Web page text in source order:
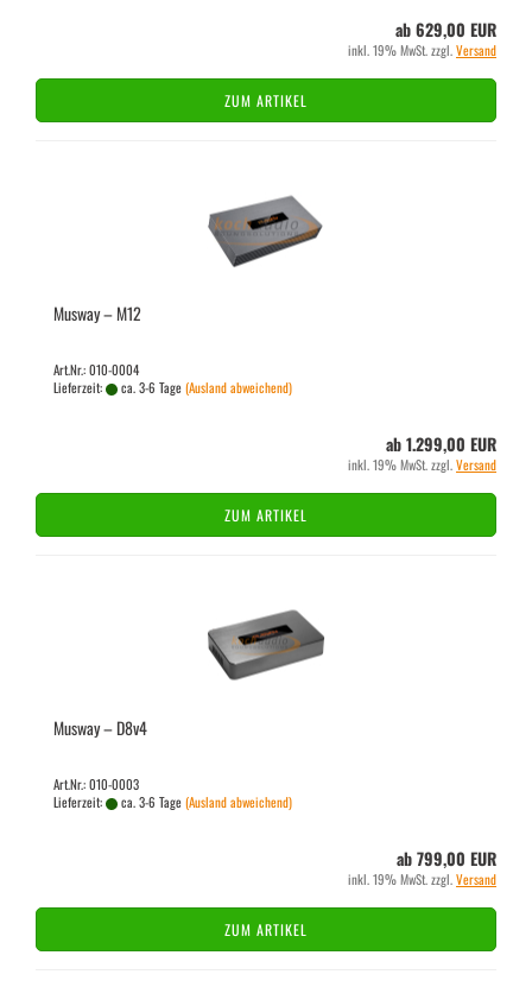
ab 629,00 EUR
inkl. 19% MwSt. zzgl.Versand
ZUM ARTIKEL
Mus­way – M12
Art.Nr.: 010-0004
Lieferzeit:
ca. 3-6 Tage(Ausland abweichend)
ab 1.299,00 EUR
inkl. 19% MwSt. zzgl.Versand
ZUM ARTIKEL
Mus­way – D8v4
Art.Nr.: 010-0003
Lieferzeit:
ca. 3-6 Tage(Ausland abweichend)
ab 799,00 EUR
inkl. 19% MwSt. zzgl.Versand
ZUM ARTIKEL